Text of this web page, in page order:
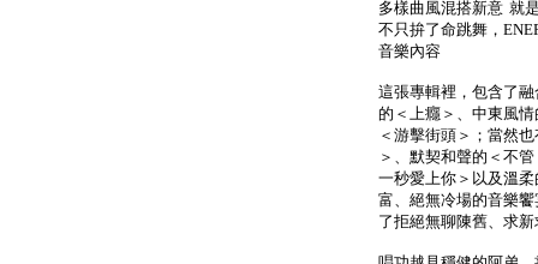
多樣曲風混搭新意 就
不只拚了命跳舞，
音樂內容
這張專輯裡，包含了
的＜上癮＞、中東風
＜游擊街頭＞；當然
＞、默契和聲的＜不
一秒愛上你＞以及溫
富、絕無冷場的音樂
了拒絕無聊陳舊、求